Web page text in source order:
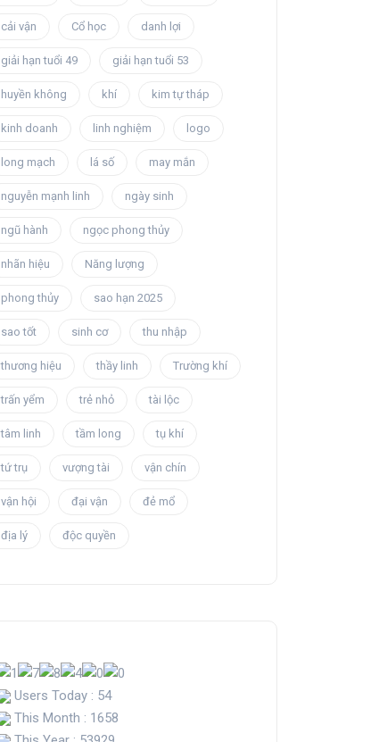
cải vận Cổ học danh lợi
giải hạn tuổi 49 giải hạn tuổi 53
huyền không khí kim tự tháp
kinh doanh linh nghiệm logo
long mạch lá số may mắn
nguyễn mạnh linh ngày sinh
ngũ hành ngọc phong thủy
nhãn hiệu Năng lượng
phong thủy sao hạn 2025
sao tốt sinh cơ thu nhập
thương hiệu thầy linh Trường khí
trấn yểm trẻ nhỏ tài lộc
tâm linh tầm long tụ khí
tứ trụ vượng tài vận chín
vận hội đại vận đẻ mổ
địa lý độc quyền
Users Today : 54
This Month : 1658